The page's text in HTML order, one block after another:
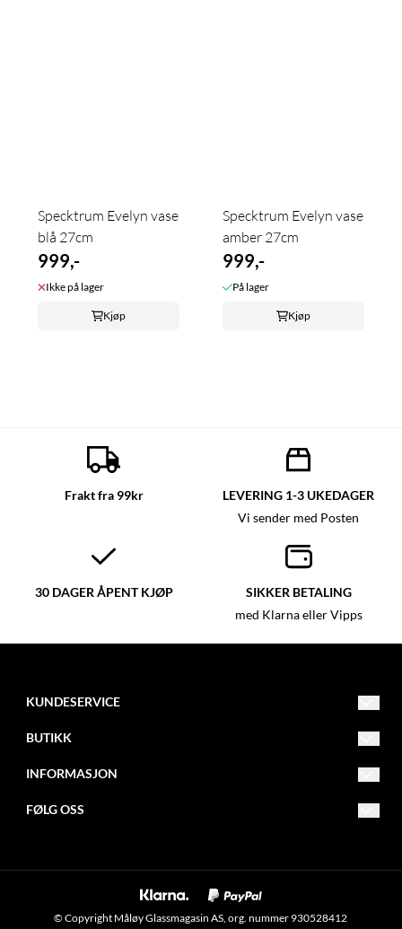
Specktrum Evelyn vase
blå 27cm
999,-
Ikke på lager
Kjøp
Specktrum Evelyn vase
amber 27cm
999,-
På lager
Kjøp
Frakt fra 99kr LEVERING 1-3 UKEDAGER
Vi sender med Posten
30 DAGER ÅPENT KJØP SIKKER BETALING
med Klarna eller Vipps
KUNDESERVICE
post@glassmagasinet.com
6700 Måløy
BUTIKK
Logg inn
INFORMASJON
Nyhetsbrev
Om informasjonskapsler
FØLG OSS
Nyhetsbrev
© Copyright Måløy Glassmagasin AS, org. nummer 930528412